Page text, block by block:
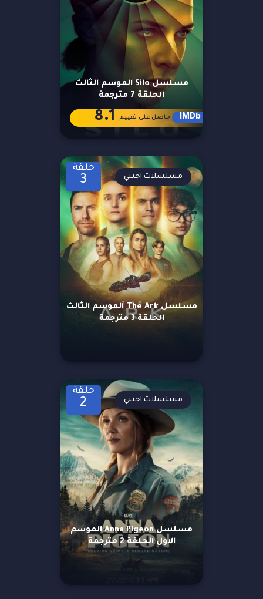
مسلسل Silo الموسم الثالث
الحلقة 7 مترجمة
IMDb حاصل على تقييم 8.1
حلقة
3
مسلسل The Ark الموسم الثالث
الحلقة 3 مترجمة
مسلسلات اجنبي
حلقة
2
مسلسل Anna Pigeon الموسم
الاول الحلقة 2 مترجمة
مسلسلات اجنبي